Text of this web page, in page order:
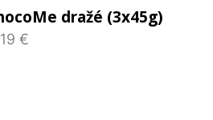
dražé (3x45g)
19 €